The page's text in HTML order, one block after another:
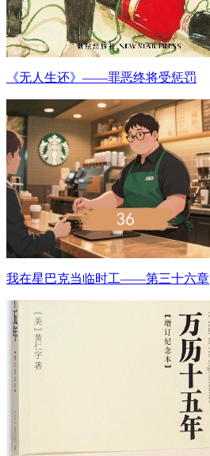
《无人生还》——罪恶终将受惩罚
我在星巴克当临时工——第三十六章